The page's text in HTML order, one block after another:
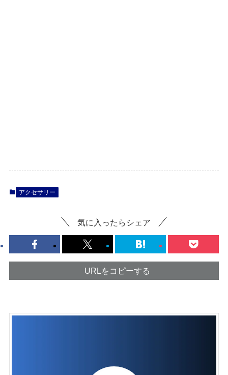
アクセサリー
気に入ったらシェア
URLをコピーする